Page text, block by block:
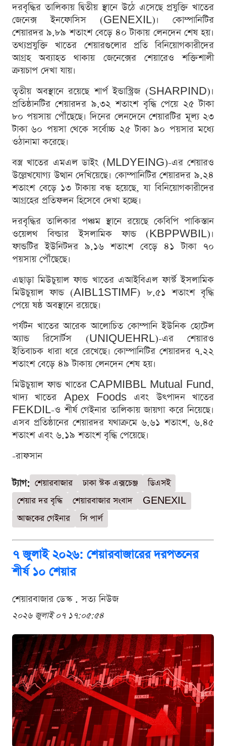
দরবৃদ্ধির তালিকায় দ্বিতীয় স্থানে উঠে এসেছে প্রযুক্তি খাতের
জেনেক্স ইনফোসিস (GENEXIL)। কোম্পানিটির
শেয়ারদর ৯.৮৯ শতাংশ বেড়ে ৪০ টাকায় লেনদেন শেষ হয়।
তথ্যপ্রযুক্তি খাতের শেয়ারগুলোর প্রতি বিনিয়োগকারীদের
আগ্রহ অব্যাহত থাকায় জেনেক্সের শেয়ারেও শক্তিশালী
ক্রয়চাপ দেখা যায়।
তৃতীয় অবস্থানে রয়েছে শার্প ইন্ডাস্ট্রিজ (SHARPIND)।
প্রতিষ্ঠানটির শেয়ারদর ৯.৩২ শতাংশ বৃদ্ধি পেয়ে ২৫ টাকা
৮০ পয়সায় পৌঁছেছে। দিনের লেনদেনে শেয়ারটির মূল্য ২৩
টাকা ৬০ পয়সা থেকে সর্বোচ্চ ২৫ টাকা ৯০ পয়সার মধ্যে
ওঠানামা করেছে।
বস্ত্র খাতের এমএল ডাইং (MLDYEING)-এর শেয়ারও
উল্লেখযোগ্য উত্থান দেখিয়েছে। কোম্পানিটির শেয়ারদর ৯.২৪
শতাংশ বেড়ে ১৩ টাকায় বন্ধ হয়েছে, যা বিনিয়োগকারীদের
আগ্রহের প্রতিফলন হিসেবে দেখা হচ্ছে।
দরবৃদ্ধির তালিকার পঞ্চম স্থানে রয়েছে কেবিপি পাকিস্তান
ওয়েলথ বিল্ডার ইসলামিক ফান্ড (KBPPWBIL)।
ফান্ডটির ইউনিটদর ৯.১৬ শতাংশ বেড়ে ৪১ টাকা ৭০
পয়সায় পৌঁছেছে।
এছাড়া মিউচুয়াল ফান্ড খাতের এআইবিএল ফার্স্ট ইসলামিক
মিউচুয়াল ফান্ড (AIBL1STIMF) ৮.৫১ শতাংশ বৃদ্ধি
পেয়ে ষষ্ঠ অবস্থানে রয়েছে।
পর্যটন খাতের আরেক আলোচিত কোম্পানি ইউনিক হোটেল
অ্যান্ড রিসোর্টস (UNIQUEHRL)-এর শেয়ারও
ইতিবাচক ধারা ধরে রেখেছে। কোম্পানিটির শেয়ারদর ৭.২২
শতাংশ বেড়ে ৪৯ টাকায় লেনদেন শেষ হয়।
মিউচুয়াল ফান্ড খাতের CAPMIBBL Mutual Fund,
খাদ্য খাতের Apex Foods এবং উৎপাদন খাতের
FEKDIL-ও শীর্ষ গেইনার তালিকায় জায়গা করে নিয়েছে।
এসব প্রতিষ্ঠানের শেয়ারদর যথাক্রমে ৬.৬১ শতাংশ, ৬.৪৫
শতাংশ এবং ৬.১৯ শতাংশ বৃদ্ধি পেয়েছে।
-রাফসান
ট্যাগ: শেয়ারবাজার ঢাকা স্টক এক্সচেঞ্জ
ডিএসই
শেয়ার দর বৃদ্ধি
শেয়ারবাজার সংবাদ
GENEXIL
আজকের গেইনার
সি পার্ল
৭ জুলাই ২০২৬: শেয়ারবাজারের দরপতনের
শীর্ষ ১০ শেয়ার
শেয়ারবাজার ডেস্ক . সত্য নিউজ
২০২৬ জুলাই ০৭ ১৭:০৫:৫৪